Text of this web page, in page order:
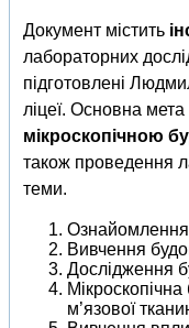
Документ містить
лабораторних
підготовлені
ліцеї. Основна
мікроскопічною
також проведення
теми.
Ознайомлення
Вивчення
Дослідження
Мікроскопічна
м’язової